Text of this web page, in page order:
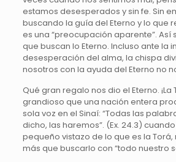
estamos desesperados y sin fe. Sin
buscando la guía del Eterno y lo que
es una “preocupación aparente”. Así
que buscan lo Eterno. Incluso ante la
desesperación del alma, la chispa
nosotros con la ayuda del Eterno no
Qué gran regalo nos dio el Eterno. ¡La
grandioso que una nación entera
sola voz en el Sinaí: “Todas las
dicho, las haremos”. (Ex. 24.3)
pequeño vistazo de lo que es la
más que buscarlo con “todo nuestro